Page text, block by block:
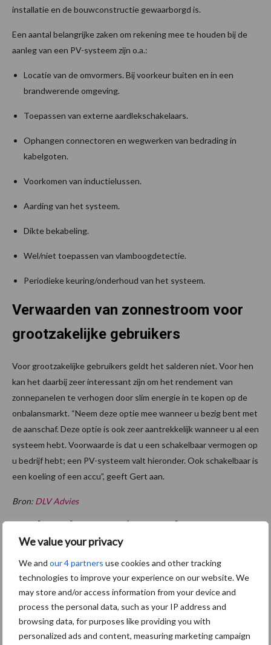
We value your privacy
We and our 4 partners use cookies and other tracking
technologies to improve your experience on our website. We
may store and/or access information from your device and
process the personal data, such as your IP address and
browsing data, for purposes like providing you with
personalized ads and content, measuring marketing campaign
installatie en de bouwconstructie gewaarborgd is.
Een aantal belangrijke zaken om rekening mee te houden bij de
aanleg van een PV-systeem zijn o.a.:
Locatie van de omvormers. Bij voorkeur buiten en in een
brandwerende omgeving.
Toepassen van externe aardlekschakelaars.
Ophangen connectoren en wegwerken van bedrading in
kabelgoten.
Voorkomen van inductielussen.
Aarding van het systeem.
Dikte bekabeling.
Wel/niet toepassen van vlamboogdetectie.
Periodieke keuring/onderhoud van het systeem.
Verwaarden van zonnestroom voor
grootzakelijke gebruikers
Voor grootzakelijke gebruikers geldt het salderen niet. Voor hen
kan het daarbij zeer interessant zijn om het rendement van
zonnepanelen te verhogen door slim energie in te kopen op de
onbalansmarkt. “Neem deze optie mee wanneer u bezig bent met
de aanschaf. Deze optie is ook zeer aantrekkelijk wanneer u al een
systeem hebt. Voorwaarde is dat u een schakelbaar vermogen op
u bedrijf hebt; een PV-systeem valt hieronder. Ook schakelbaar is
een koeling of een accu”, geeft Gert aan.
Bron: DLV Advies
Aanbevolen voor jou! ondernemen
Droogte zet landbouw
opnieuw onder druk:
klimaatverandering
versterkt watertekort